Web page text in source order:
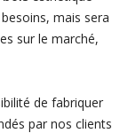
mais sera
sur le marché,
de fabriquer
par nos clients